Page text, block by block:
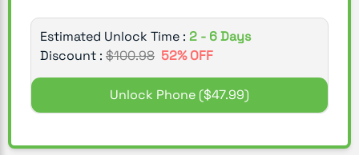
Estimated Unlock Time : 2 - 6 Days
Discount : $100.98 52% OFF
Unlock Phone ($47.99)